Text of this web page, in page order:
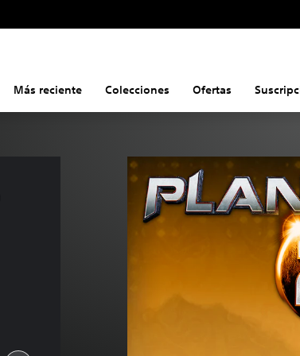
Más reciente Colecciones Ofertas